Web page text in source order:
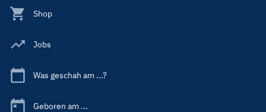
Shop
Jobs
Was geschah am ...?
Geboren am ...